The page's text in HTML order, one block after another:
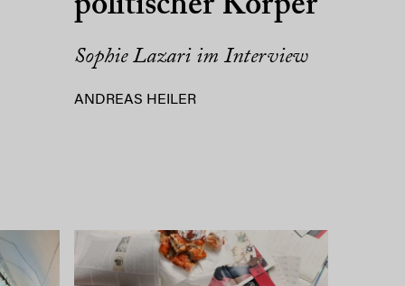
Sophie Lazari im Interview
ANDREAS HEILER